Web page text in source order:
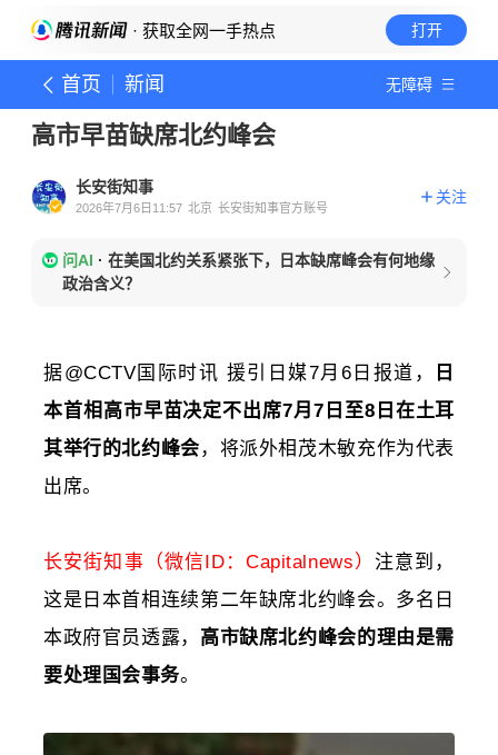
· 获取全网一手热点 打开
首页 新闻 无障碍
高市早苗缺席北约峰会
长安街知事
2026年7月6日11:57 北京 长安街知事官方账号
关注
问AI · 在美国北约关系紧张下，日本缺席峰会有何地缘
政治含义？
据@CCTV国际时讯 援引日媒7月6日报道，
日
本首相高市早苗决定不出席7月7日至8日在土耳
其举行的北约峰会 ，将派外相茂木敏充作为代表
出席。
长安街知事（微信ID：Capitalnews） 注意到，
这是日本首相连续第二年缺席北约峰会。多名 日
本政府官员透露， 高市缺席北约峰会的理由是需
要处理国会事务。